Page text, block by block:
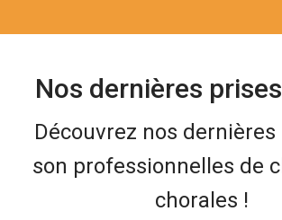
Nos dernières
Découvrez nos
son professionnelles de
chorales !